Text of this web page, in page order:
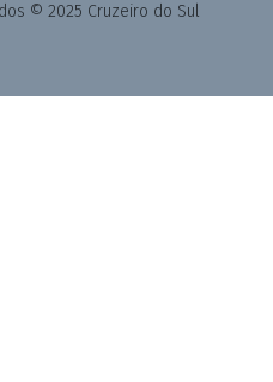
© 2025 Cruzeiro do Sul